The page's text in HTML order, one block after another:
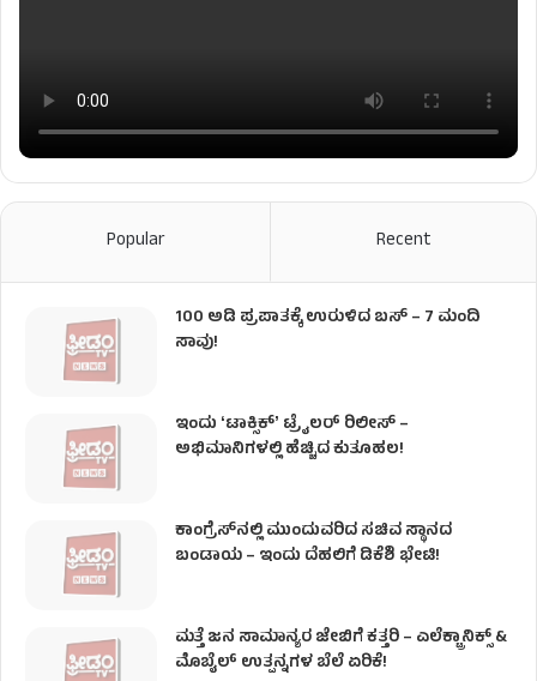
Popular Recent
100 ಅಡಿ ಪ್ರಪಾತಕ್ಕೆ ಉರುಳಿದ ಬಸ್‌ – 7 ಮಂದಿ
ಸಾವು!
ಇಂದು ʻಟಾಕ್ಸಿಕ್ʼ ಟ್ರೈಲರ್ ರಿಲೀಸ್‌ –
ಅಭಿಮಾನಿಗಳಲ್ಲಿ ಹೆಚ್ಚಿದ ಕುತೂಹಲ!
ಕಾಂಗ್ರೆಸ್​ನಲ್ಲಿ ಮುಂದುವರಿದ ಸಚಿವ ಸ್ಥಾನದ
ಬಂಡಾಯ – ಇಂದು ದೆಹಲಿಗೆ ಡಿಕೆಶಿ ಭೇಟಿ!
ಮತ್ತೆ ಜನ ಸಾಮಾನ್ಯರ ಜೇಬಿಗೆ ಕತ್ತರಿ – ಎಲೆಕ್ಟ್ರಾನಿಕ್ಸ್ &
ಮೊಬೈಲ್ ಉತ್ಪನ್ನಗಳ ಬೆಲೆ ಏರಿಕೆ!